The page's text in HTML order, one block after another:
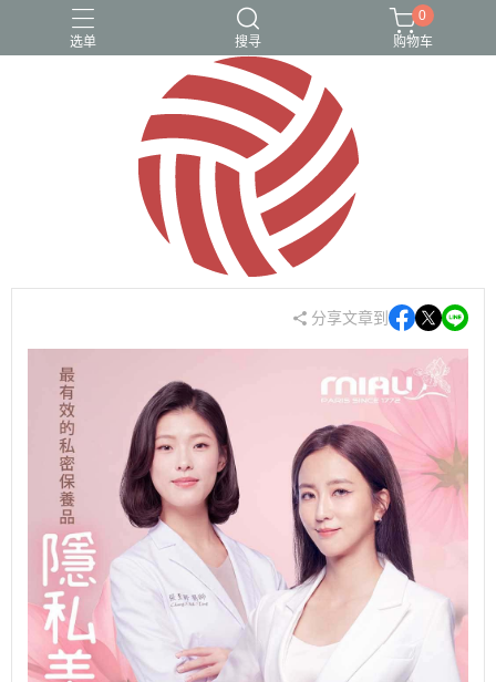
选单 搜寻
1212超殺隱私美優惠組 2023熱銷口碑專區
隱私美$1212快閃價
0
购物车
分享文章到